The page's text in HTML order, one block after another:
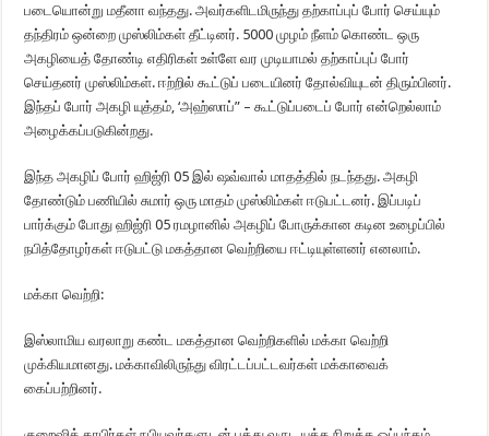
படையொன்று மதீனா வந்தது. அவர்களிடமிருந்து தற்காப்புப் போர் செய்யும்
தந்திரம் ஒன்றை முஸ்லிம்கள் தீட்டினர். 5000 முழம் நீளம் கொண்ட ஒரு
அகழியைத் தோண்டி எதிரிகள் உள்ளே வர முடியாமல் தற்காப்புப் போர்
செய்தனர் முஸ்லிம்கள். ஈற்றில் கூட்டுப் படையினர் தோல்வியுடன் திரும்பினர்.
இந்தப் போர் அகழி யுத்தம், ‘அஹ்ஸாப்” – கூட்டுப்படைப் போர் என்றெல்லாம்
அழைக்கப்படுகின்றது.
இந்த அகழிப் போர் ஹிஜ்ரி 05 இல் ஷவ்வால் மாதத்தில் நடந்தது. அகழி
தோண்டும் பணியில் சுமார் ஒரு மாதம் முஸ்லிம்கள் ஈடுபட்டனர். இப்படிப்
பார்க்கும் போது ஹிஜ்ரி 05 ரமழானில் அகழிப் போருக்கான கடின உழைப்பில்
நபித்தோழர்கள் ஈடுபட்டு மகத்தான வெற்றியை ஈட்டியுள்ளனர் எனலாம்.
மக்கா வெற்றி:
இஸ்லாமிய வரலாறு கண்ட மகத்தான வெற்றிகளில் மக்கா வெற்றி
முக்கியமானது. மக்காவிலிருந்து விரட்டப்பட்டவர்கள் மக்காவைக்
கைப்பற்றினர்.